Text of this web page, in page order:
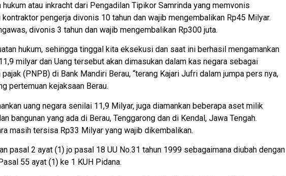
hukum atau inkracht dari Pengadilan Tipikor Samrinda yang memvonis
pengerja divonis 10 tahun dan wajib mengembalikan Rp45 Milyar.
divonis 3 tahun dan wajib mengembalikan Rp300 juta.
hukum, sehingga tinggal kita eksekusi dan saat ini berhasil mengamankan
milyar dan Uang tersebut akan dimasukan dalam kas negara sebagai
(PNPB) di Bank Mandiri Berau, “terang Kajari Jufri dalam jumpa pers nya,
pertemuan kejaksaan Berau.
uang negara senilai 11,9 Milyar, juga diamankan beberapa aset milik
bangunan yang ada di Berau, Tenggarong dan di Kendal, Jawa Tengah.
masih tersisa Rp33 Milyar yang wajib dikembalikan.
pasal 2 ayat (1) jo pasal 18 UU No.31 tahun 1999 sebagaimana diubah dengan
55 ayat (1) ke 1 KUH Pidana.